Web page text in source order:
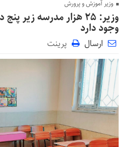
وزیر آموزش و پرورش
وزیر: ۲۵ هزار مدرسه
وجود دارد
ارسال پرینت